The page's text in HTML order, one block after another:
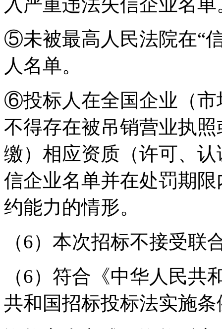
⑤未被最高人民法院在“
人名单。
⑥投标人在全国企业（
不得存在被吊销营业执
缴）相应资质（许可、
信企业名单并在处罚期
约能力的情形。
（6）本次招标不接受联
（6） 符合《中华人民共
共和国招标投标法实施